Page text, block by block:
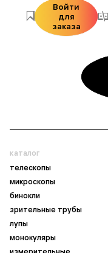
Войти
для
заказа
каталог
телескопы
микроскопы
бинокли
зрительные трубы
лупы
монокуляры